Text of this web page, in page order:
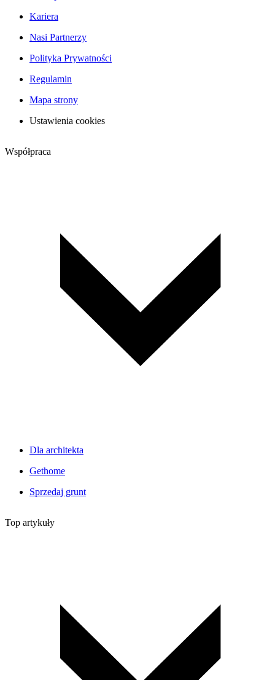
Kariera
Nasi Partnerzy
Polityka Prywatności
Regulamin
Mapa strony
Ustawienia cookies
Współpraca
Dla architekta
Gethome
Sprzedaj grunt
Top artykuły